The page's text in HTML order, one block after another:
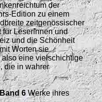
der
Edition zu einem
zeitgenössischer
für Leserinnen und
und die Schönheit
Worten sie
eine vielschichtige
die in wahrer
Band 6 Werke ihres